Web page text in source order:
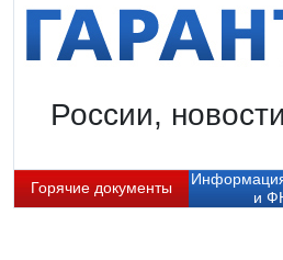
России,
Горячие документы
и